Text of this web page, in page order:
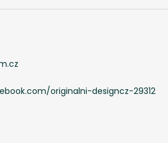
originalni-designcz-29312